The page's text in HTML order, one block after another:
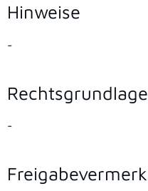
Hinweise
-
Rechtsgrundlage
-
Freigabevermerk